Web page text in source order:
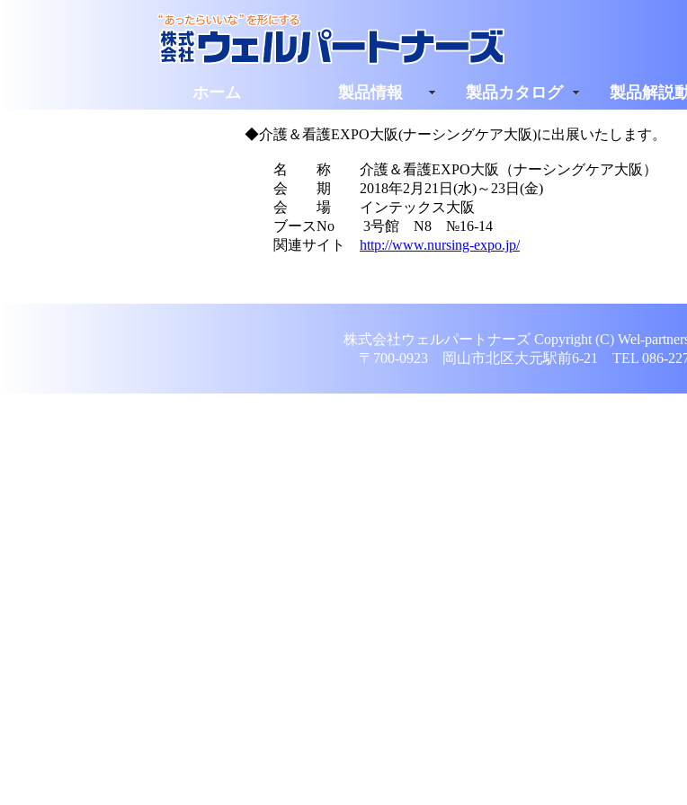
ホーム 製品情報 製品カタログ 製品解説
◆介護＆看護EXPO大阪(ナーシングケア大阪)に出展いたします。
名 称 介護＆看護EXPO大阪（ナーシングケア大阪）
会 期 2018年2月21日(水)～23日(金)
会 場 インテックス大阪
ブースNo 3号館 N8 №16-14
関連サイト http://www.nursing-expo.jp/
株式会社ウェルパートナーズ Copyright (C) Wel-
〒700-0923 岡山市北区大元駅前6-21 TEL 086-